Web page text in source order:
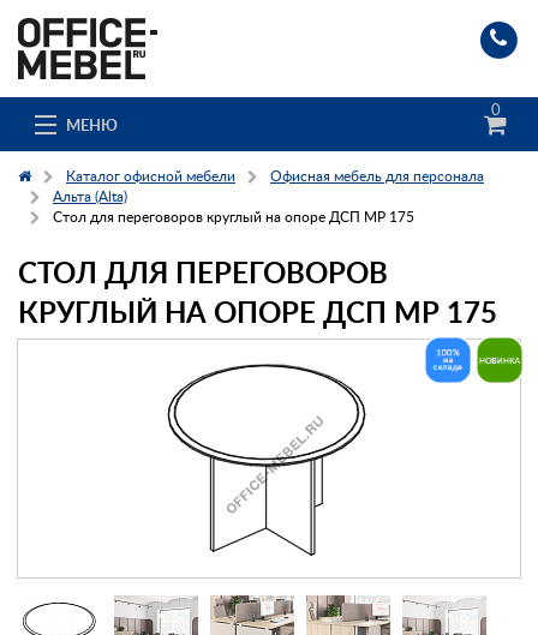
МЕНЮ
0
О компании
Заказать обратный звонок
Каталог офисной мебели
Офисная мебель для персонала
Альта (Alta)
Стол для переговоров круглый на опоре ДСП МР 175
СТОЛ ДЛЯ ПЕРЕГОВОРОВ
КРУГЛЫЙ НА ОПОРЕ ДСП МР 175